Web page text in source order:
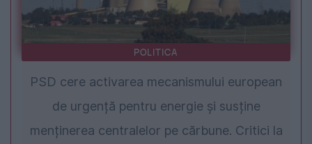
POLITICA
PSD cere activarea mecanismului european
de urgență pentru energie și susține
menținerea centralelor pe cărbune. Critici la